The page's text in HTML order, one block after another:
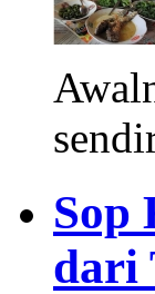
Sop
dari